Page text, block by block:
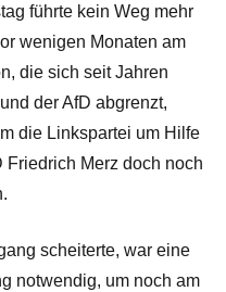
führte kein Weg mehr
wenigen Monaten am
die sich seit Jahren
der AfD abgrenzt,
die Linkspartei um Hilfe
Merz doch noch
scheiterte, war eine
notwendig, um noch am